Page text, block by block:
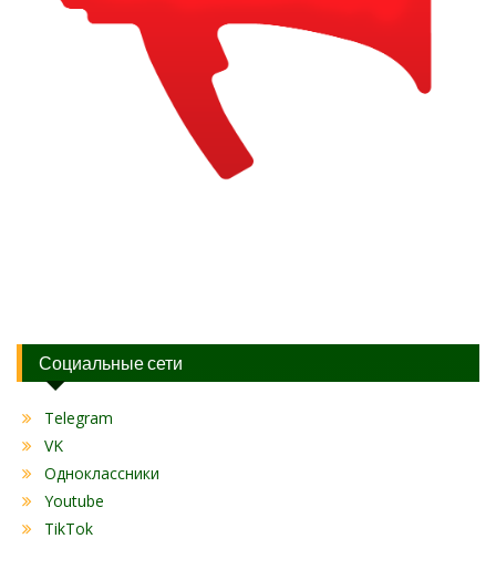
Социальные сети
Telegram
VK
Одноклассники
Youtube
TikTok